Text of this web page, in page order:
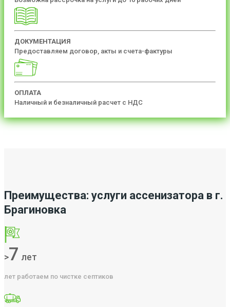
ДОКУМЕНТАЦИЯ
Предоставляем договор, акты и счета-фактуры
ОПЛАТА
Наличный и безналичный расчет с НДС
Преимущества: услуги ассенизатора в г.
Брагиновка
>7 лет
лет работаем по чистке септиков